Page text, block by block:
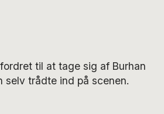
til at tage sig af Burhan
selv trådte ind på scenen.